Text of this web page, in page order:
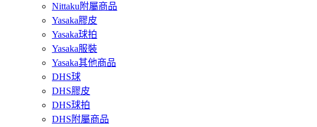
Nittaku附屬商品
Yasaka膠皮
Yasaka球拍
Yasaka服裝
Yasaka其他商品
DHS球
DHS膠皮
DHS球拍
DHS附屬商品